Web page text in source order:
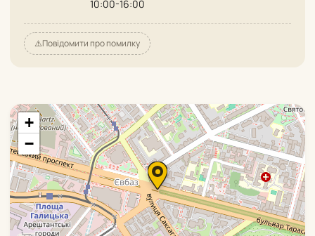
10:00-16:00
⚠️Повідомити про помилку
+
−